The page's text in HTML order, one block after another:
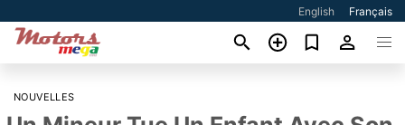
English Français
NOUVELLES